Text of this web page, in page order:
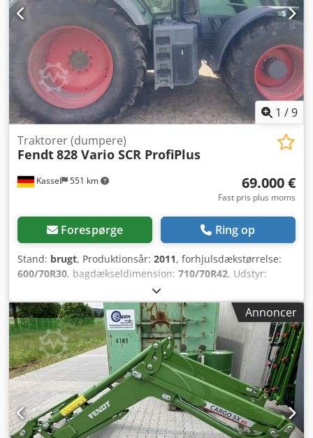
1 /9
Kassel 551 km
Traktorer (dumpere)
Fendt828 Vario SCR ProfiPlus
69.000 €
Fast pris plus moms
Forespørge Ring op
Stand: brugt, Produktionsår: 2011, forhjulsdækstørrelse:
600/70R30, bagdækseldimension: 710/70R42, Udstyr:
, Fører sæde med aktiv affjedring og
sædevarme, elektriske spejle, K80 træk. Dsdouhpcgopfx
Adtjwa
Annoncer